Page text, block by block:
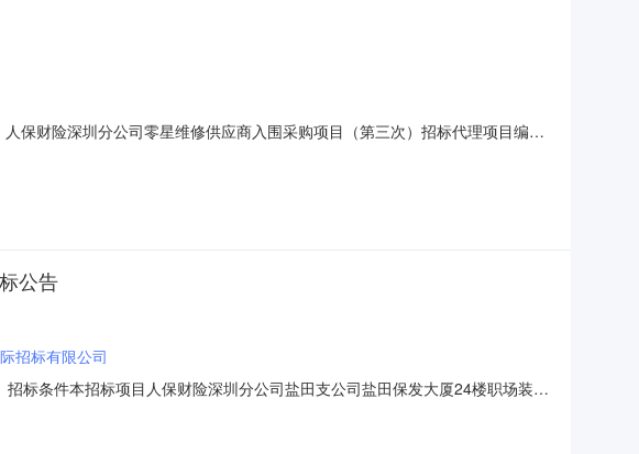
保财险深圳分公司零星维修供应商入围采购项目（第三次）招标代理项目编
圳分公司零星维修供应商入围采购项目（第三次）招标失败。招标人：中国
公告
招标有限公司
标条件本招标项目人保财险深圳分公司盐田支公司盐田保发大厦24楼职场装修
潜在投标人（以下简称“投标人”）可前来投标。二、项目概况与招标范围2.1